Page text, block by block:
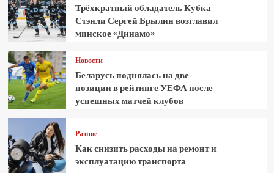
Трёхкратный обладатель Кубка
Стэнли Сергей Брылин возглавил
минское «Динамо»
Новости
Беларусь поднялась на две
позиции в рейтинге УЕФА после
успешных матчей клубов
Разное
Как снизить расходы на ремонт и
эксплуатацию транспорта